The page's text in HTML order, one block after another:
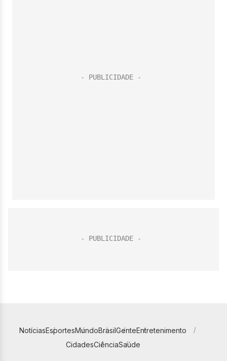
NotíciasEsportesMundoBrasilGenteEntretenimento
CidadesCiênciaSaúde